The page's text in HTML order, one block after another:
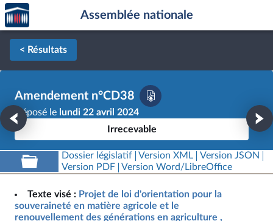
Aller au contenu
Aller en bas de la page
Accèder
à la
page
d'accueil
Assemblée nationale
< Résultats
Amendement n°CD38
Déposé le lundi 22 avril 2024
Irrecevable
Dossier législatif Version XML
Version JSON
Version PDF
Version Word/LibreOffice
Texte visé : Projet de loi d'orientation pour la
souveraineté en matière agricole et le
renouvellement des générations en agriculture ,